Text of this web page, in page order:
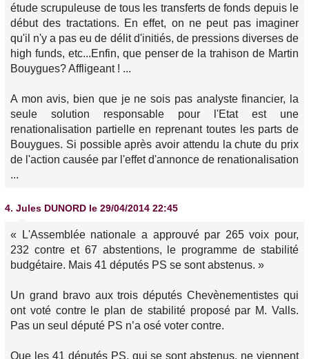
étude scrupuleuse de tous les transferts de fonds depuis le
début des tractations. En effet, on ne peut pas imaginer
qu'il n'y a pas eu de délit d'initiés, de pressions diverses de
high funds, etc...Enfin, que penser de la trahison de Martin
Bouygues? Affligeant ! ...
A mon avis, bien que je ne sois pas analyste financier, la
seule solution responsable pour l'Etat est une
renationalisation partielle en reprenant toutes les parts de
Bouygues. Si possible après avoir attendu la chute du prix
de l'action causée par l'effet d'annonce de renationalisation
...
4. Jules DUNORD le 29/04/2014 22:45
« L'Assemblée nationale a approuvé par 265 voix pour,
232 contre et 67 abstentions, le programme de stabilité
budgétaire. Mais 41 députés PS se sont abstenus. »
Un grand bravo aux trois députés Chevènementistes qui
ont voté contre le plan de stabilité proposé par M. Valls.
Pas un seul député PS n’a osé voter contre.
Que les 41 députés PS, qui se sont abstenus, ne viennent